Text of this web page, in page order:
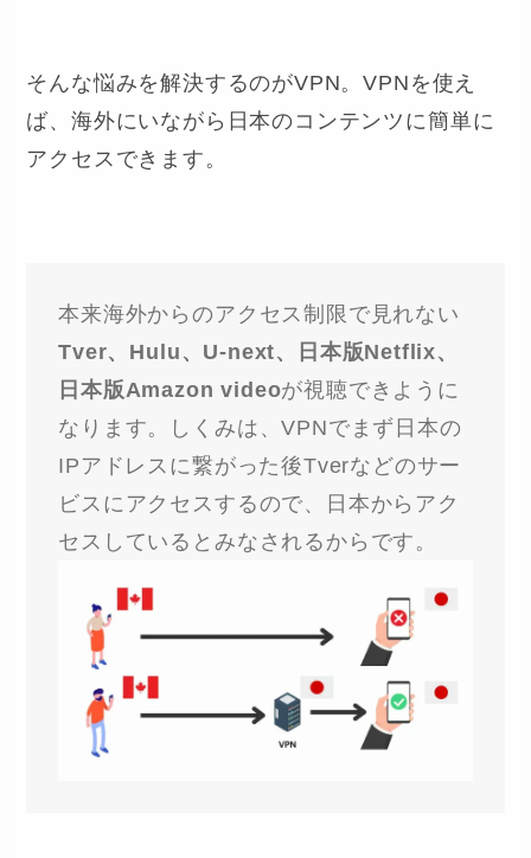
そんな悩みを解決するのがVPN。VPNを使え
ば、海外にいながら日本のコンテンツに簡単に
アクセスできます。
本来海外からのアクセス制限で見れない
Tver、Hulu、U-next、日本版Netflix、
日本版Amazon videoが視聴できように
なります。しくみは、VPNでまず日本の
IPアドレスに繋がった後Tverなどのサー
ビスにアクセスするので、日本からアク
セスしているとみなされるからです。